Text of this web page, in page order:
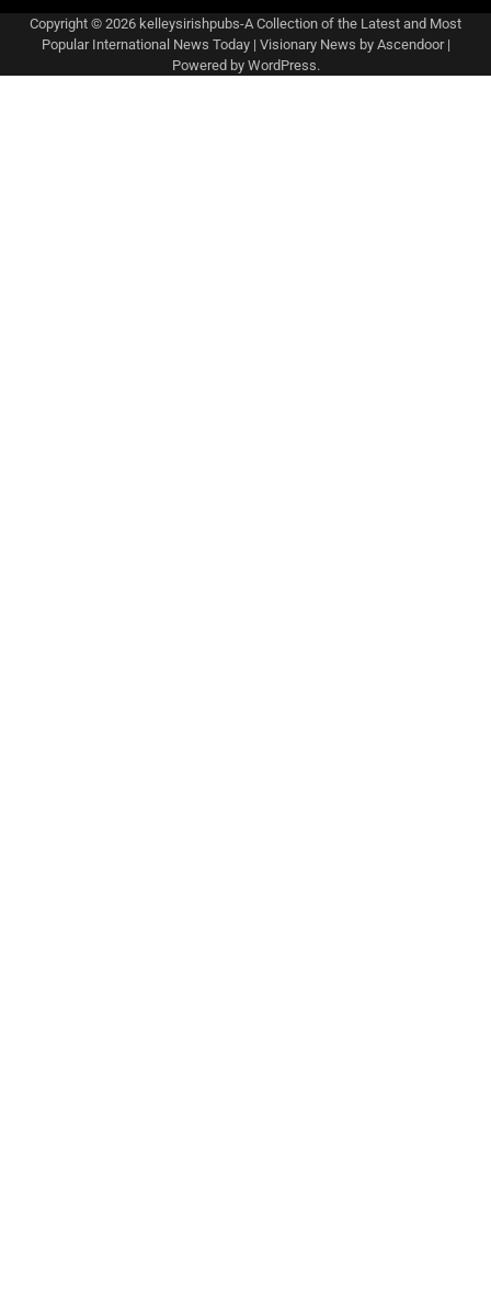
Copyright © 2026 kelleysirishpubs-A Collection of the Latest and Most
Popular International News Today| Visionary News by Ascendoor|
Powered by WordPress.